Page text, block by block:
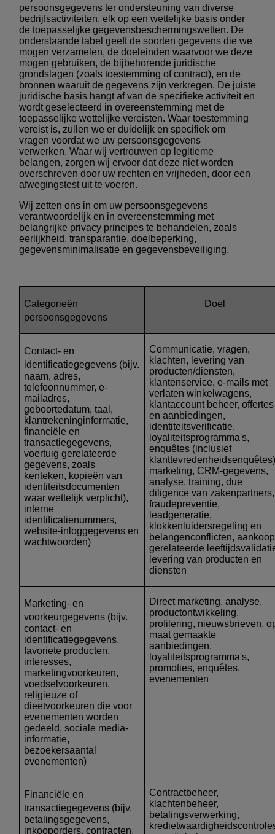
persoonsgegevens ter ondersteuning van diverse
bedrijfsactiviteiten, elk op een wettelijke basis onder
de toepasselijke gegevensbeschermingswetten. De
onderstaande tabel geeft de soorten gegevens die we
mogen verzamelen, de doeleinden waarvoor we deze
mogen gebruiken, de bijbehorende juridische
grondslagen (zoals toestemming of contract), en de
bronnen waaruit de gegevens zijn verkregen. De juiste
juridische basis hangt af van de specifieke activiteit en
wordt geselecteerd in overeenstemming met de
toepasselijke wettelijke vereisten. Waar toestemming
vereist is, zullen we er duidelijk en specifiek om
vragen voordat we uw persoonsgegevens
verwerken. Waar wij vertrouwen op legitieme
belangen, zorgen wij ervoor dat deze niet worden
overschreven door uw rechten en vrijheden, door een
afwegingstest uit te voeren.
Wij zetten ons in om uw persoonsgegevens
verantwoordelijk en in overeenstemming met
belangrijke privacy principes te behandelen, zoals
eerlijkheid, transparantie, doelbeperking,
gegevensminimalisatie en gegevensbeveiliging.
Categorieën
persoonsgegevens
Doel
Contact- en
identificatiegegevens (bijv.
naam, adres,
telefoonnummer, e-
mailadres,
geboortedatum, taal,
klantrekeninginformatie,
financiële en
transactiegegevens,
voertuig gerelateerde
gegevens, zoals
kenteken, kopieën van
identiteitsdocumenten
waar wettelijk verplicht),
interne
identificatienummers,
website-inloggegevens en
wachtwoorden)
Communicatie, vragen,
klachten, levering van
producten/diensten,
klantenservice, e-mails met
verlaten winkelwagens,
klantaccount beheer, offertes
en aanbiedingen,
identiteitsverificatie,
loyaliteitsprogramma's,
enquêtes (inclusief
marketing, CRM-gegevens,
analyse, training, due
diligence van zakenpartners,
fraudepreventie,
leadgeneratie,
klokkenluidersregeling en
belangenconflicten, aankoop
gerelateerde
levering van producten en
diensten
Marketing- en
voorkeurgegevens (bijv.
contact- en
identificatiegegevens,
favoriete producten,
interesses,
marketingvoorkeuren,
voedselvoorkeuren,
religieuze of
dieetvoorkeuren die voor
evenementen worden
gedeeld, sociale media-
informatie,
bezoekersaantal
evenementen)
Direct marketing, analyse,
productontwikkeling,
profilering, nieuwsbrieven,
maat gemaakte
aanbiedingen,
loyaliteitsprogramma's,
promoties, enquêtes,
evenementen
Financiële en
transactiegegevens (bijv.
betalingsgegevens,
inkooporders, contracten,
Contractbeheer,
klachtenbeheer,
betalingsverwerking,